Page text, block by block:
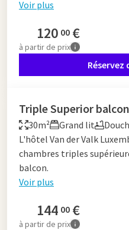
Voir plus
120 00 €
à partir de prix
Triple Superior balcon
30m² Grand lit
L'hôtel Van der Valk
chambres triples
balcon.
Voir plus
144 00 €
à partir de prix